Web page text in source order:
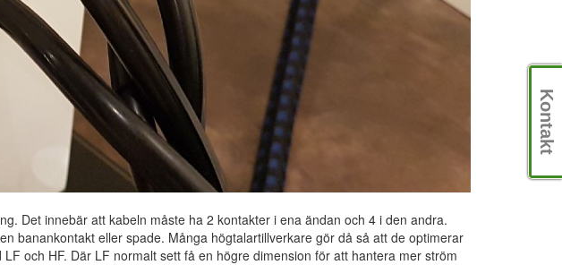
Det innebär att kabeln måste ha 2 kontakter i ena ändan och 4 i den andra.
banankontakt eller spade. Många högtalartillverkare gör då så att de optimerar
och HF. Där LF normalt sett få en högre dimension för att hantera mer ström
Kontakt